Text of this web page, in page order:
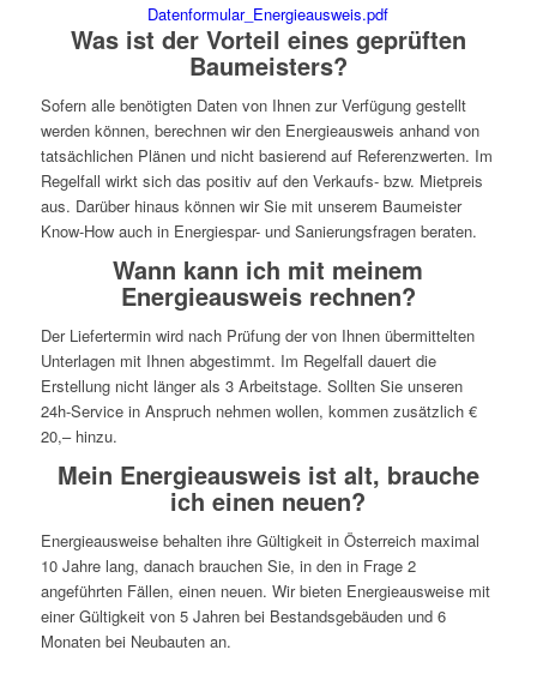
Datenformular_Energieausweis.pdf
Was ist der Vorteil eines geprüften
Baumeisters?
Sofern alle benötigten Daten von Ihnen zur Verfügung gestellt
werden können, berechnen wir den Energieausweis anhand von
tatsächlichen Plänen und nicht basierend auf Referenzwerten. Im
Regelfall wirkt sich das positiv auf den Verkaufs- bzw. Mietpreis
aus. Darüber hinaus können wir Sie mit unserem Baumeister
Know-How auch in Energiespar- und Sanierungsfragen beraten.
Wann kann ich mit meinem
Energieausweis rechnen?
Der Liefertermin wird nach Prüfung der von Ihnen übermittelten
Unterlagen mit Ihnen abgestimmt. Im Regelfall dauert die
Erstellung nicht länger als 3 Arbeitstage. Sollten Sie unseren
24h-Service in Anspruch nehmen wollen, kommen zusätzlich €
20,– hinzu.
Mein Energieausweis ist alt, brauche
ich einen neuen?
Energieausweise behalten ihre Gültigkeit in Österreich maximal
10 Jahre lang, danach brauchen Sie, in den in Frage 2
angeführten Fällen, einen neuen. Wir bieten Energieausweise mit
einer Gültigkeit von 5 Jahren bei Bestandsgebäuden und 6
Monaten bei Neubauten an.